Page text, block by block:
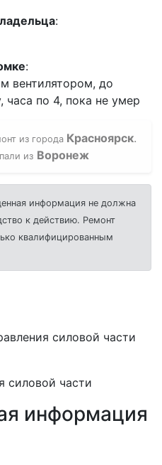
:
:
вентилятором, до
часа по 4, пока не умер
из города Красноярск.
из Воронеж
информация не должна
к действию. Ремонт
квалифицированным
силовой части
силовой части
информация